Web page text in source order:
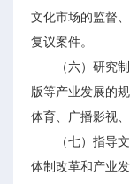
文化市场的监督
复议案件。
（六）研究
版等产业发展的
体育、广播影视
（七）指导
体制改革和产业